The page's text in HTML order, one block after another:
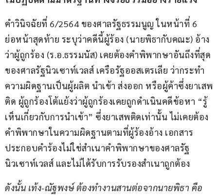
คำวินิจฉัยที่ 6/2564 ของศาลรัฐธรรมนูญ ในหน้าที่ 6
ย่อหน้าสุดท้าย ระบุว่าคดีนี้ผู้ร้อง (นายพิธากับคณะ) อ้าง
ว่าผู้ถูกร้อง (ร.อ.ธรรมนัส) เคยต้องคำพิพากษาอันถึงที่สุด
ของศาลรัฐนิวเซาท์เวลส์ เครือรัฐออสเตรเลีย ว่ากระทำ
ความผิดฐานเป็นผู้ผลิต นำเข้า ส่งออก หรือผู้ค้าซึ่งยาเสพ
ติด ผู้ถูกร้องโต้แย้งว่าผู้ถูกร้องเคยถูกดำเนินคดีข้อหา “รู้
เห็นเกี่ยวกับการนำเข้า” ซึ่งยาเสพติดเท่านั้น ไม่เคยต้อง
คำพิพากษาในความผิดฐานตามที่ผู้ร้องอ้าง เอกสาร
ประกอบคำร้องไม่ใช่สำเนาคำพิพากษาของศาลรัฐ
นิวเซาท์เวลส์ และไม่ได้รับการรับรองสำเนาถูกต้อง
ดังนั้น เท้ง-ณัฐพงษ์ ต้องทำงานสานต่อจากนายพิธา คือ